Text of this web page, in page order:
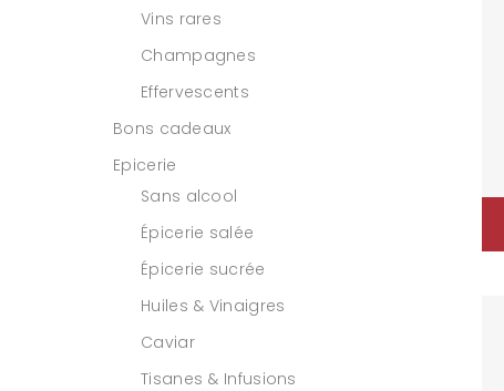
Vins rares
Champagnes
Effervescents
Bons cadeaux
Epicerie
Sans alcool
Épicerie salée
Épicerie sucrée
Huiles & Vinaigres
Caviar
Tisanes & Infusions